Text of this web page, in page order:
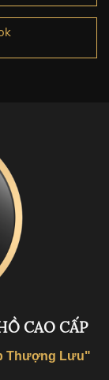
CAO CẤP
Thượng Lưu"